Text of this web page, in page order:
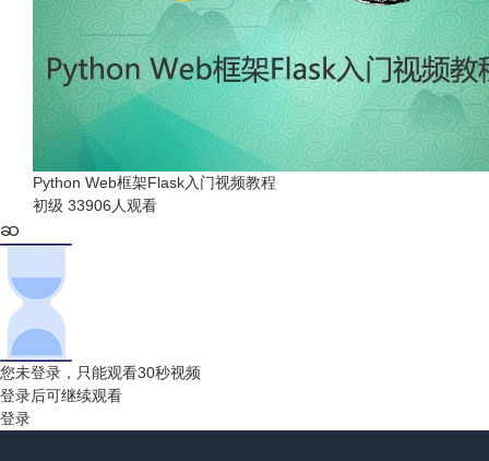
Python Web框架Flask入门视频教程
初级 33906人观看
您未登录，只能观看30秒视频
登录后可继续观看
登录